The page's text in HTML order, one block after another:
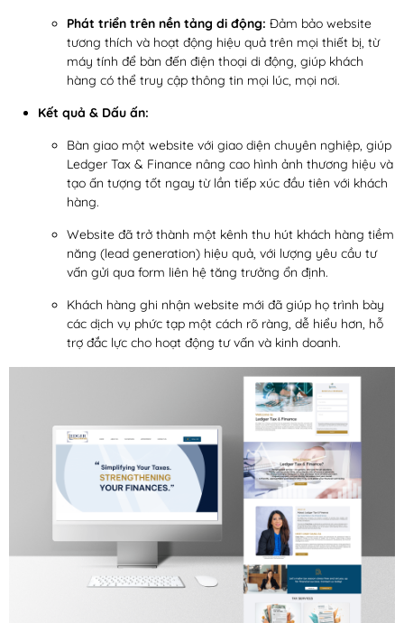
Phát triển trên nền tảng di động: Đảm bảo website
tương thích và hoạt động hiệu quả trên mọi thiết bị, từ
máy tính để bàn đến điện thoại di động, giúp khách
hàng có thể truy cập thông tin mọi lúc, mọi nơi.
Kết quả & Dấu ấn:
Bàn giao một website với giao diện chuyên nghiệp, giúp
Ledger Tax & Finance nâng cao hình ảnh thương hiệu và
tạo ấn tượng tốt ngay từ lần tiếp xúc đầu tiên với khách
hàng.
Website đã trở thành một kênh thu hút khách hàng tiềm
năng (lead generation) hiệu quả, với lượng yêu cầu tư
vấn gửi qua form liên hệ tăng trưởng ổn định.
Khách hàng ghi nhận website mới đã giúp họ trình bày
các dịch vụ phức tạp một cách rõ ràng, dễ hiểu hơn, hỗ
trợ đắc lực cho hoạt động tư vấn và kinh doanh.